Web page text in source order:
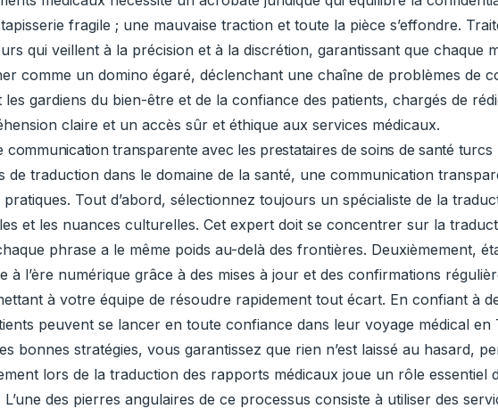
fragile ; une mauvaise traction et toute la pièce s’effondre.
qui veillent à la précision et à la discrétion, garantissant que chaque
comme un domino égaré, déclenchant une chaîne de problèmes de
les gardiens du bien-être et de la confiance des patients, chargés de
claire et un accès sûr et éthique aux services médicaux.
transparente avec les prestataires de soins de santé turcs
de traduction dans le domaine de la santé, une communication
Tout d’abord, sélectionnez toujours un spécialiste de la
et les nuances culturelles. Cet expert doit se concentrer sur la
phrase a le même poids au-delà des frontières. Deuxièmement,
à l’ère numérique grâce à des mises à jour et des confirmations
à votre équipe de résoudre rapidement tout écart. En confiant à
peuvent se lancer en toute confiance dans leur voyage médical
bonnes stratégies, vous garantissez que rien n’est laissé au hasard,
lors de la traduction des rapports médicaux joue un rôle essentiel
des pierres angulaires de ce processus consiste à utiliser des